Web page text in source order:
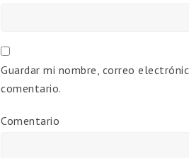
Guardar mi nombre, correo
comentario.
Comentario